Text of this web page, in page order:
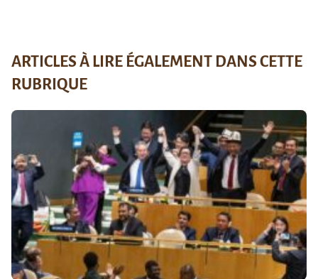
ARTICLES À LIRE ÉGALEMENT DANS CETTE
RUBRIQUE